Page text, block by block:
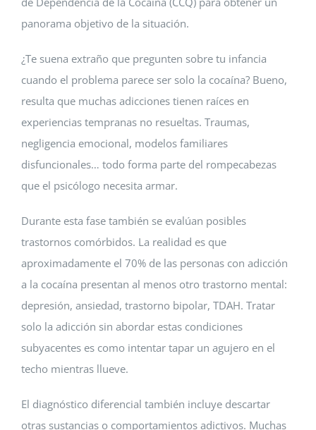
panorama objetivo de la situación.
¿Te suena extraño que pregunten sobre tu infancia
cuando el problema parece ser solo la cocaína? Bueno,
resulta que muchas adicciones tienen raíces en
experiencias tempranas no resueltas. Traumas,
negligencia emocional, modelos familiares
disfuncionales… todo forma parte del rompecabezas
que el psicólogo necesita armar.
Durante esta fase también se evalúan posibles
trastornos comórbidos. La realidad es que
aproximadamente el 70% de las personas con adicción
a la cocaína presentan al menos otro trastorno mental:
depresión, ansiedad, trastorno bipolar, TDAH. Tratar
solo la adicción sin abordar estas condiciones
subyacentes es como intentar tapar un agujero en el
techo mientras llueve.
El diagnóstico diferencial también incluye descartar
otras sustancias o comportamientos adictivos. Muchas